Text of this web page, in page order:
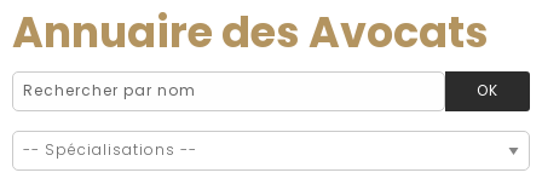
Annuaire des Avocats